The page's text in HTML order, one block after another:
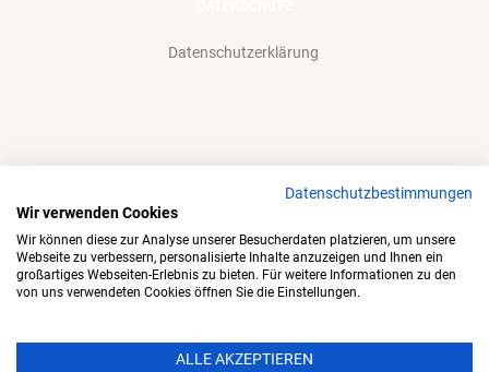
Datenschutzerklärung
Wir akzeptieren gerne:
Datenschutzbestimmungen
Wir verwenden Cookies
Wir können diese zur Analyse unserer Besucherdaten platzieren, um unsere
Webseite zu verbessern, personalisierte Inhalte anzuzeigen und Ihnen ein
großartiges Webseiten-Erlebnis zu bieten. Für weitere Informationen zu den
von uns verwendeten Cookies öffnen Sie die Einstellungen.
ALLE AKZEPTIEREN